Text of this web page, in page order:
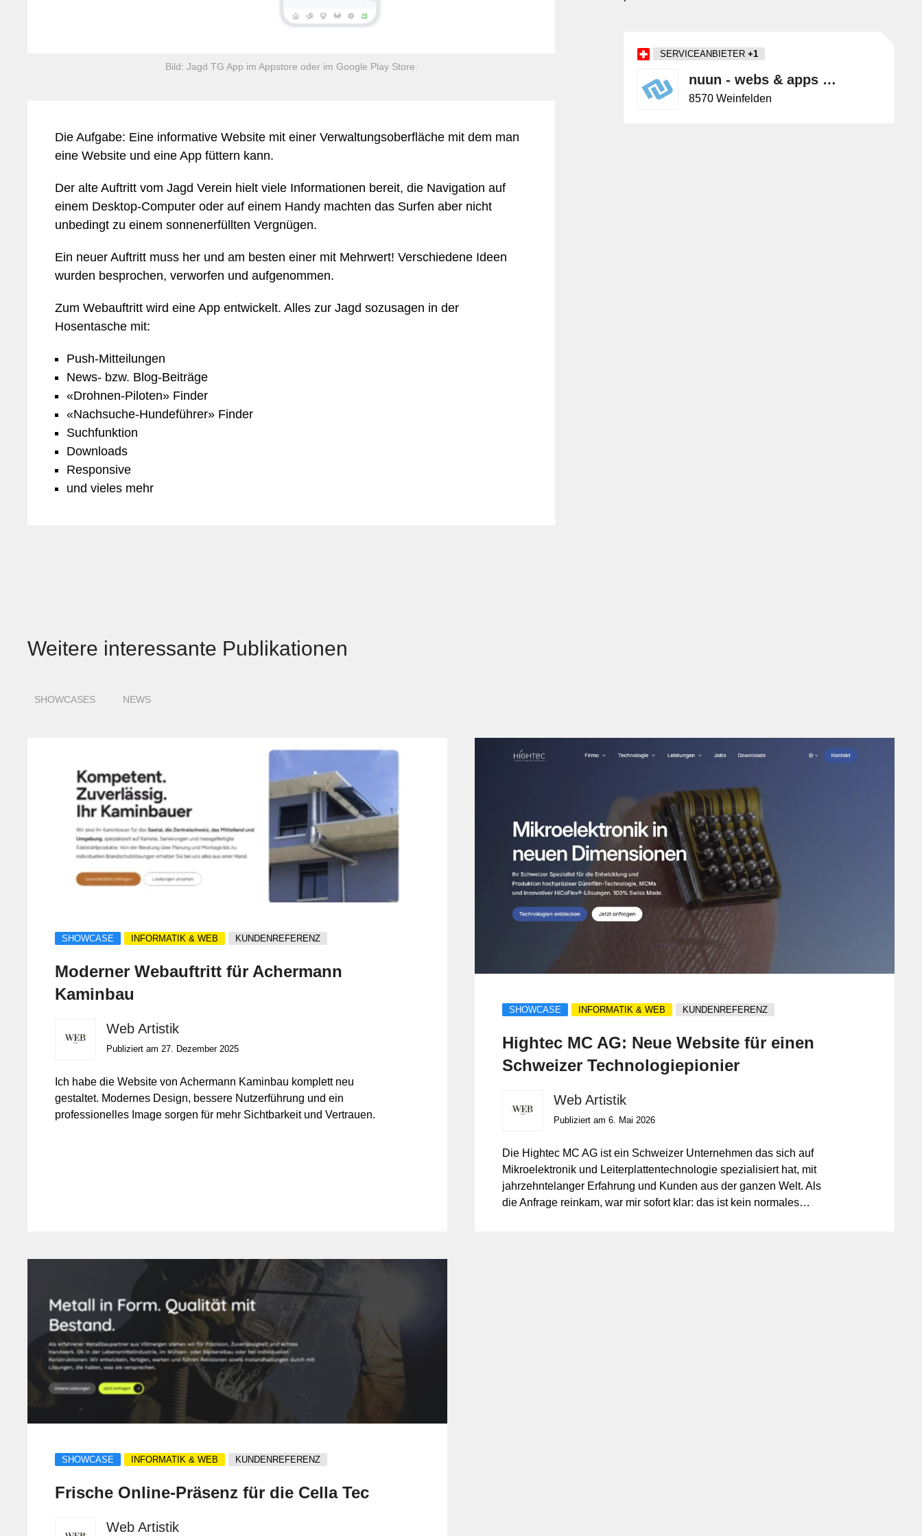
Unternehmensberatung
Bild: Jagd TG App im Appstore oder im Google Play Store.
Die Aufgabe: Eine informative Website mit einer Verwaltungsoberfläche mit dem man
eine Website und eine App füttern kann.
Der alte Auftritt vom Jagd Verein hielt viele Informationen bereit, die Navigation auf
einem Desktop-Computer oder auf einem Handy machten das Surfen aber nicht
unbedingt zu einem sonnenerfüllten Vergnügen.
Ein neuer Auftritt muss her und am besten einer mit Mehrwert! Verschiedene Ideen
wurden besprochen, verworfen und aufgenommen.
Zum Webauftritt wird eine App entwickelt. Alles zur Jagd sozusagen in der
Hosentasche mit:
Push-Mitteilungen
News- bzw. Blog-Beiträge
«Drohnen-Piloten» Finder
«Nachsuche-Hundeführer» Finder
Suchfunktion
Downloads
Responsive
und vieles mehr
SERVICEANBIETER+1
nuun - webs & apps gmbh
8570 Weinfelden
Weitere interessante Publikationen
SHOWCASES NEWS
SHOWCASE INFORMATIK & WEB KUNDENREFERENZ
Moderner Webauftritt für Achermann
Kaminbau
Web Artistik
Publiziert am 27. Dezember 2025
Ich habe die Website von Achermann Kaminbau komplett neu
gestaltet. Modernes Design, bessere Nutzerführung und ein
professionelles Image sorgen für mehr Sichtbarkeit und Vertrauen.
SHOWCASE INFORMATIK & WEB KUNDENREFERENZ
Hightec MC AG: Neue Website für einen
Schweizer Technologiepionier
Web Artistik
Publiziert am 6. Mai 2026
Die Hightec MC AG ist ein Schweizer Unternehmen das sich auf
Mikroelektronik und Leiterplattentechnologie spezialisiert hat, mit
jahrzehntelanger Erfahrung und Kunden aus der ganzen Welt. Als
die Anfrage reinkam, war mir sofort klar: das ist kein normales
SHOWCASE INFORMATIK & WEB KUNDENREFERENZ
Frische Online-Präsenz für die Cella Tec
Web Artistik